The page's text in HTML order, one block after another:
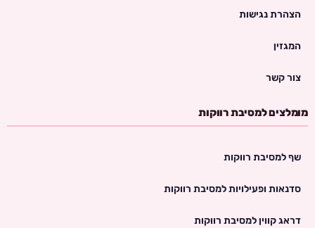
הצהרת נגישות
המגזין
צור קשר
מומלצים למסיבת רווקות
שף למסיבת רווקות
סדנאות ופעילויות למסיבת רווקות
דראג קווין למסיבת רווקות